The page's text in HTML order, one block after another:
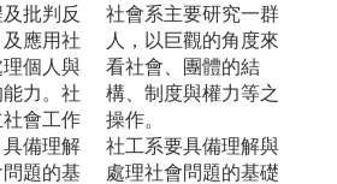
批判反
應用社
個人與
力。社
會工作
備理解
題的基
社會系主要研究一群
人，以巨觀的角度來
看社會、團體的結
構、制度與權力等之
操作。
社工系要具備理解與
處理社會問題的基礎